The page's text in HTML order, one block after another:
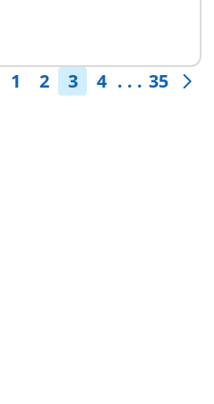
1 2 3 4 . . . 35